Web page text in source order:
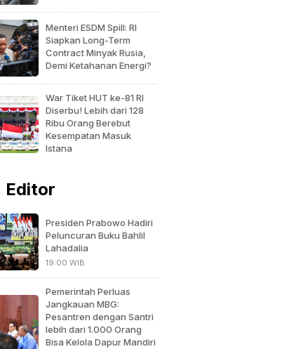
Menteri ESDM Spill: RI
Siapkan Long-Term
Contract Minyak Rusia,
Demi Ketahanan Energi?
War Tiket HUT ke-81 RI
Diserbu! Lebih dari 128
Ribu Orang Berebut
Kesempatan Masuk
Istana
Editor
Presiden Prabowo Hadiri
Peluncuran Buku Bahlil
Lahadalia
19:00 WIB
Pemerintah Perluas
Jangkauan MBG:
Pesantren dengan Santri
lebih dari 1.000 Orang
Bisa Kelola Dapur Mandiri